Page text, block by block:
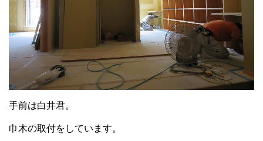
手前は白井君。
巾木の取付をしています。